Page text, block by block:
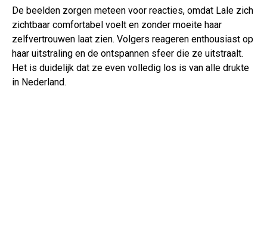
De beelden zorgen meteen voor reacties, omdat Lale zich
zichtbaar comfortabel voelt en zonder moeite haar
zelfvertrouwen laat zien. Volgers reageren enthousiast op
haar uitstraling en de ontspannen sfeer die ze uitstraalt.
Het is duidelijk dat ze even volledig los is van alle drukte
in Nederland.